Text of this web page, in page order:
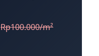
Rp100.000/m²